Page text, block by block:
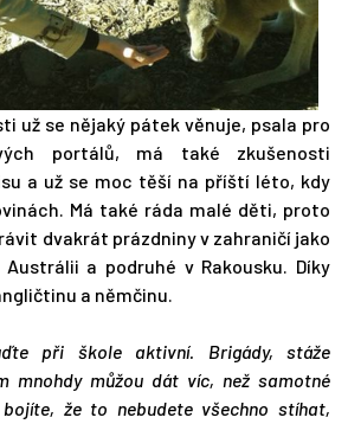
už se nějaký pátek věnuje, psala pro
portálů, má také zkušenosti
a už se moc těší na příští léto, kdy
Má také ráda malé děti, proto
dvakrát prázdniny v zahraničí jako
a podruhé v Rakousku. Díky
a němčinu.
při škole aktivní. Brigády, stáže
mnohdy můžou dát víc, než samotné
že to nebudete všechno stíhat,